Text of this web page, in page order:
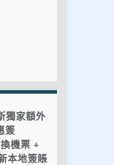
獨家額外
簽
機票 +
本地簽賬